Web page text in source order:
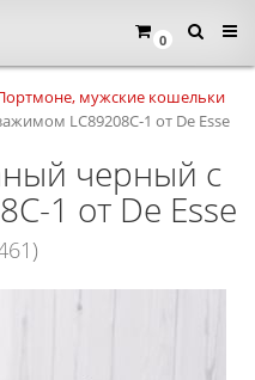
0
мужские кошельки
LC89208C-1 от De Esse
черный с
1 от De Esse